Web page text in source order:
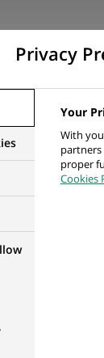
Windows,
Privacy
Your
With
partners
proper
Cookies